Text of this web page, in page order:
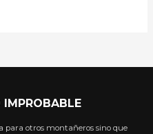
para otros montañeros sino que